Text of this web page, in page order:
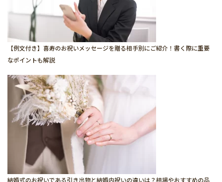
【例文付き】喜寿のお祝いメッセージを贈る相手別にご紹介！書く際に重要
なポイントも解説
結婚式のお祝いである引き出物と結婚内祝いの違いは？相場やおすすめの品